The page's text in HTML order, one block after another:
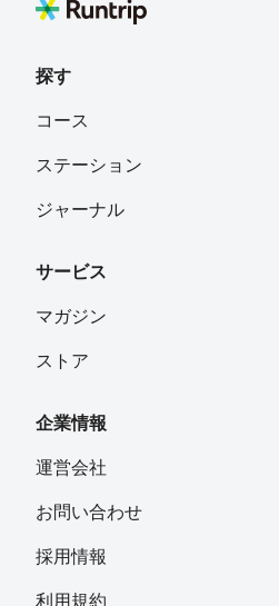
探す
コース
ステーション
ジャーナル
サービス
マガジン
ストア
企業情報
運営会社
お問い合わせ
採用情報
利用規約